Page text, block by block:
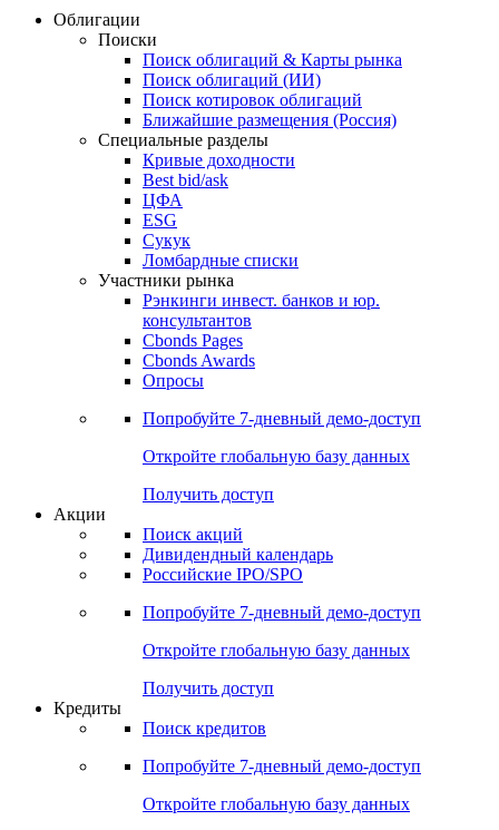
Облигации
Поиски
Поиск облигаций & Карты рынка
Поиск облигаций (ИИ)
Поиск котировок облигаций
Ближайшие размещения (Россия)
Специальные разделы
Кривые доходности
Best bid/ask
ЦФА
ESG
Сукук
Ломбардные списки
Участники рынка
Рэнкинги инвест. банков и юр.
консультантов
Cbonds Pages
Cbonds Awards
Опросы
Попробуйте 7-дневный демо-доступ
Откройте глобальную базу данных
Получить доступ
Акции
Поиск акций
Дивидендный календарь
Российские IPO/SPO
Попробуйте 7-дневный демо-доступ
Откройте глобальную базу данных
Получить доступ
Кредиты
Поиск кредитов
Попробуйте 7-дневный демо-доступ
Откройте глобальную базу данных